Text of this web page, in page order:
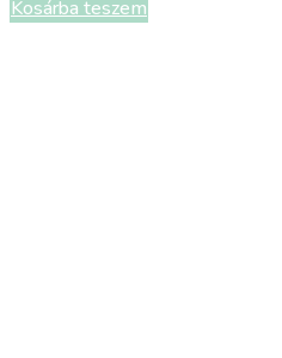
Kosárba teszem